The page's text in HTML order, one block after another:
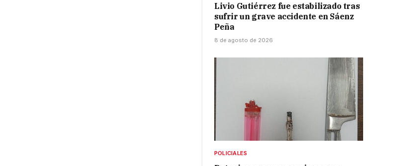
Livio Gutiérrez fue estabilizado tras
sufrir un grave accidente en Sáenz
Peña
8 de agosto de 2026
POLICIALES